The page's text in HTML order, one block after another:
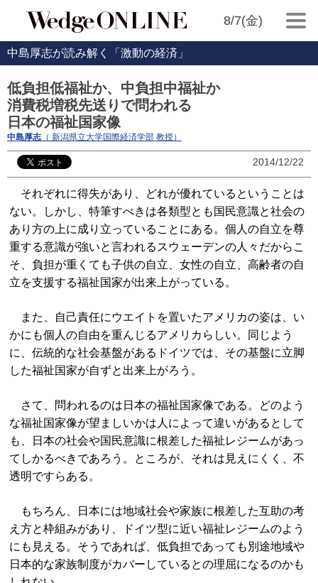
8/7(金)
中島厚志が読み解く「激動の経済」
低負担低福祉か、中負担中福祉か
消費税増税先送りで問われる
日本の福祉国家像
中島厚志（ 新潟県立大学国際経済学部 教授）
2014/12/22
それぞれに得失があり、どれが優れているということは
ない。しかし、特筆すべきは各類型とも国民意識と社会の
あり方の上に成り立っていることにある。個人の自立を尊
重する意識が強いと言われるスウェーデンの人々だからこ
そ、負担が重くても子供の自立、女性の自立、高齢者の自
立を支援する福祉国家が出来上がっている。
また、自己責任にウエイトを置いたアメリカの姿は、い
かにも個人の自由を重んじるアメリカらしい。同じよう
に、伝統的な社会基盤があるドイツでは、その基盤に立脚
した福祉国家が自ずと出来上がろう。
さて、問われるのは日本の福祉国家像である。どのよう
な福祉国家像が望ましいかは人によって違いがあるとして
も、日本の社会や国民意識に根差した福祉レジームがあっ
てしかるべきであろう。ところが、それは見えにくく、不
透明ですらある。
もちろん、日本には地域社会や家族に根差した互助の考
え方と枠組みがあり、ドイツ型に近い福祉レジームのよう
にも見える。そうであれば、低負担であっても別途地域や
日本的な家族制度がカバーしているとの理屈になるのかも